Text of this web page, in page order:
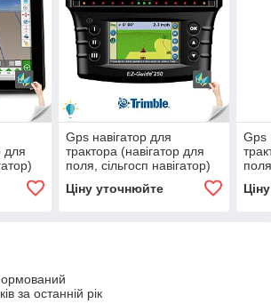
для
Gps навігатор для
трактора (навігатор для
поля, сільгосп навігатор)
Trimble EZ-Guide 250 AG-
15 L1
Ціну уточнюйте
Gps
за останній рік